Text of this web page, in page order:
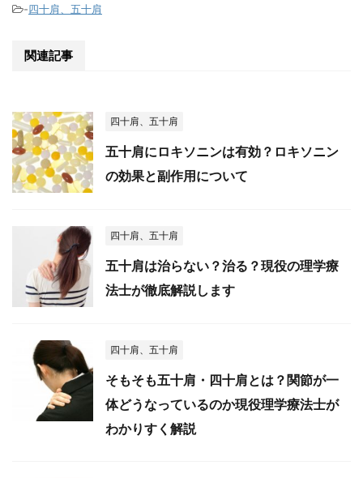
-四十肩、五十肩
関連記事
四十肩、五十肩
五十肩にロキソニンは有効？ロキソニン
の効果と副作用について
四十肩、五十肩
五十肩は治らない？治る？現役の理学療
法士が徹底解説します
四十肩、五十肩
そもそも五十肩・四十肩とは？関節が一
体どうなっているのか現役理学療法士が
わかりすく解説